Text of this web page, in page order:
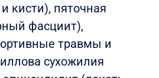
кисти), пяточная
фасциит),
травмы и
сухожилия